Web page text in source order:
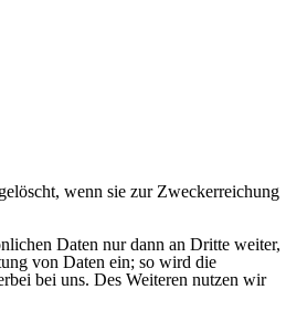
wenn sie zur Zweckerreichung
Daten nur dann an Dritte weiter,
von Daten ein; so wird die
bei uns. Des Weiteren nutzen wir